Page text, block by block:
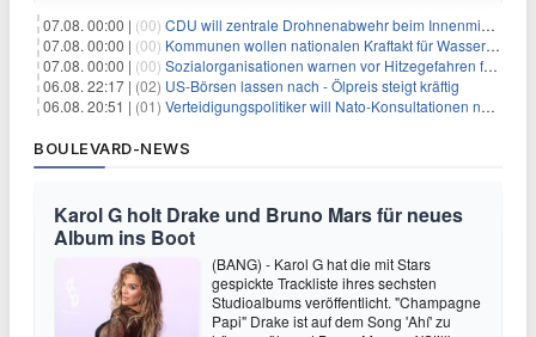
07.08. 00:00 | (00) CDU will zentrale Drohnenabwehr beim Innenministerium
07.08. 00:00 | (00) Kommunen wollen nationalen Kraftakt für Wasserversorgung
07.08. 00:00 | (00) Sozialorganisationen warnen vor Hitzegefahren für Obdachlose
06.08. 22:17 | (02) US-Börsen lassen nach - Ölpreis steigt kräftig
06.08. 20:51 | (01) Verteidigungspolitiker will Nato-Konsultationen nach Drohnenfund
BOULEVARD-NEWS
Karol G holt Drake und Bruno Mars für neues
Album ins Boot
(BANG) - Karol G hat die mit Stars
gespickte Trackliste ihres sechsten
Studioalbums veröffentlicht. "Champagne
Papi" Drake ist auf dem Song 'Ahí' zu